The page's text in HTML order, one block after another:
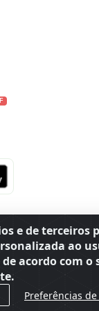
e de terceiros
ao
acordo com o
Preferências de
Ferreira/ ·